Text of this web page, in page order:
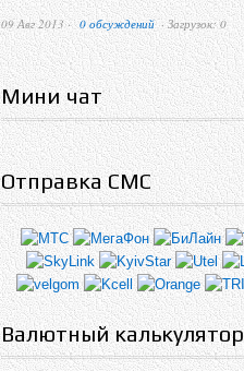
09 Авг 2013 · 0 обсуждений · Загрузок: 0
Мини чат
Отправка СМС
Валютный калькулятор